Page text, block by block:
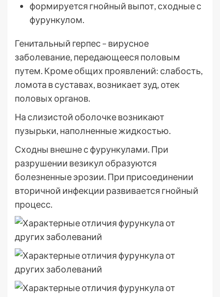
формируется гнойный выпот, сходные с
фурункулом.
Генитальный герпес – вирусное
заболевание, передающееся половым
путем. Кроме общих проявлений: слабость,
ломота в суставах, возникает зуд, отек
половых органов.
На слизистой оболочке возникают
пузырьки, наполненные жидкостью.
Сходны внешне с фурункулами. При
разрушении везикул образуются
болезненные эрозии. При присоединении
вторичной инфекции развивается гнойный
процесс.